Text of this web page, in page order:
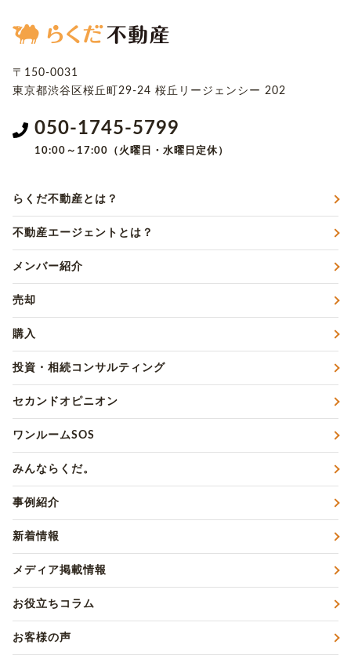
〒150-0031
東京都渋谷区桜丘町29-24 桜丘リージェンシー 202
050-1745-5799
10:00～17:00（火曜日・水曜日定休）
らくだ不動産とは？
不動産エージェントとは？
メンバー紹介
売却
購入
投資・相続コンサルティング
セカンドオピニオン
ワンルームSOS
みんならくだ。
事例紹介
新着情報
メディア掲載情報
お役立ちコラム
お客様の声